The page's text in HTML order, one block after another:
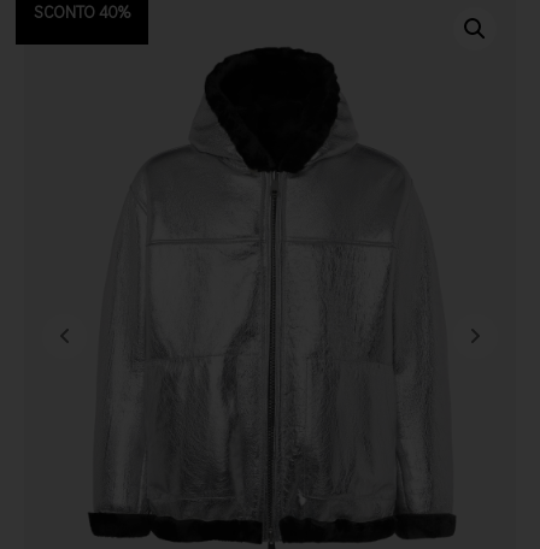
SCONTO 40%